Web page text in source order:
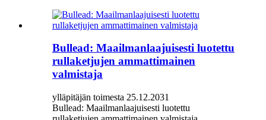
Bullead: Maailmanlaajuisesti luotettu
rullaketjujen ammattimainen
valmistaja
ylläpitäjän toimesta 25.12.2031
Bullead: Maailmanlaajuisesti luotettu